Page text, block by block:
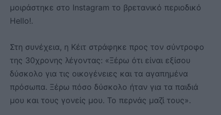
μοιράστηκε στο Instagram το βρετανικό περιοδικό
Hello!.
Στη συνέχεια, η Κέιτ στράφηκε προς τον σύντροφο
της 30χρονης λέγοντας: «Ξέρω ότι είναι εξίσου
δύσκολο για τις οικογένειες και τα αγαπημένα
πρόσωπα. Ξέρω πόσο δύσκολο ήταν για τα παιδιά
μου και τους γονείς μου. Το περνάς μαζί τους».